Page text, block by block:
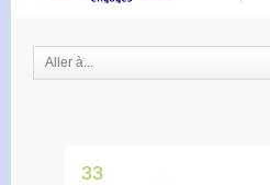
Aller à...
33